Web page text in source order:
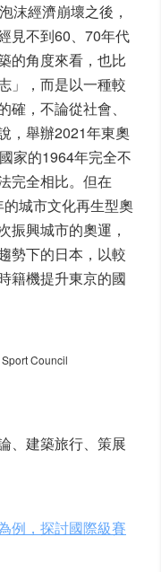
沫經濟崩壞之後，
見不到60、70年代
的角度來看，也比
」，而是以一種較
，不論從社會、
，舉辦2021年東奧
家的1964年完全不
完全相比。但在
城市文化再生型奧
振興城市的奧運，
勢下的日本，以較
籍機提升東京的國
Council
、建築旅行、策展
例，探討國際級賽